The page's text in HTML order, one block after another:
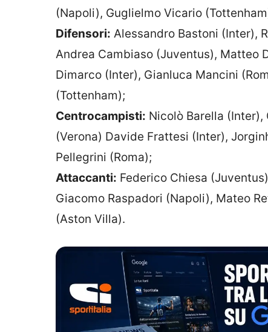
(Napoli), Guglielmo Vicario
Difensori: Alessandro Bastoni (Inter),
Andrea Cambiaso (Juventus), Matteo
Dimarco (Inter), Gianluca Mancini
(Tottenham);
Centrocampisti: Nicolò Barella
(Verona) Davide Frattesi (Inter),
Pellegrini (Roma);
Attaccanti: Federico Chiesa
Giacomo Raspadori (Napoli), Mateo
(Aston Villa).